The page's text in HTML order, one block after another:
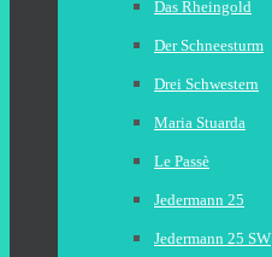
Das Rheingold
Der Schneesturm
Drei Schwestern
Maria Stuarda
Le Passè
Jedermann 25
Jedermann 25 SW